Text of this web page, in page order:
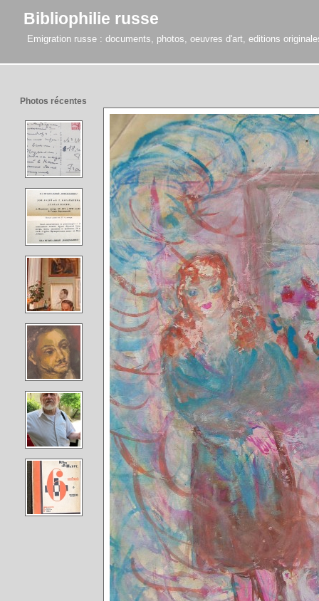
Bibliophilie russe
Emigration russe : documents, photos, oeuvres d'art, editions
Photos récentes